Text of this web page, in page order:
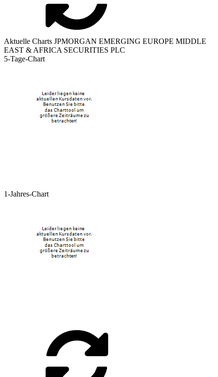
Aktuelle Charts JPMORGAN EMERGING EUROPE MIDDLE
EAST & AFRICA SECURITIES PLC
5-Tage-Chart
1-Jahres-Chart